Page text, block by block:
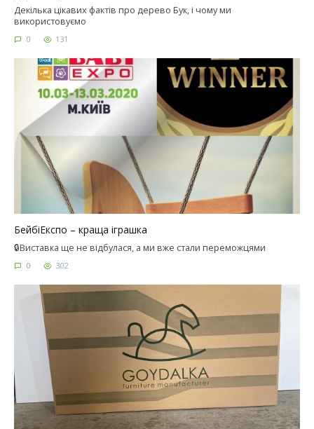
Декілька цікавих фактів про дерево Бук, і чому ми
використовуємо
0 131
БейбіЕкспо – краща іграшка
🔒Виставка ще не відбулася, а ми вже стали переможцями
0 302